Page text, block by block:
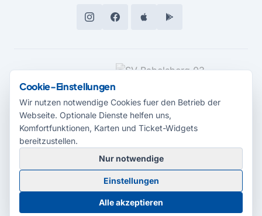
MEDIENPARTNER
© 2026 Radio Potsdam. Webseite entwickelt durch dieMedienagentur
Babelsberg
BarrierefreiheitserklärungAGBDatenschutzImpressum
Cookie-Einstellungen
Cookie-Einstellungen
Wir nutzen notwendige Cookies fuer den Betrieb der
Webseite. Optionale Dienste helfen uns,
Komfortfunktionen, Karten und Ticket-Widgets
bereitzustellen.
Nur notwendige
Einstellungen
Alle akzeptieren